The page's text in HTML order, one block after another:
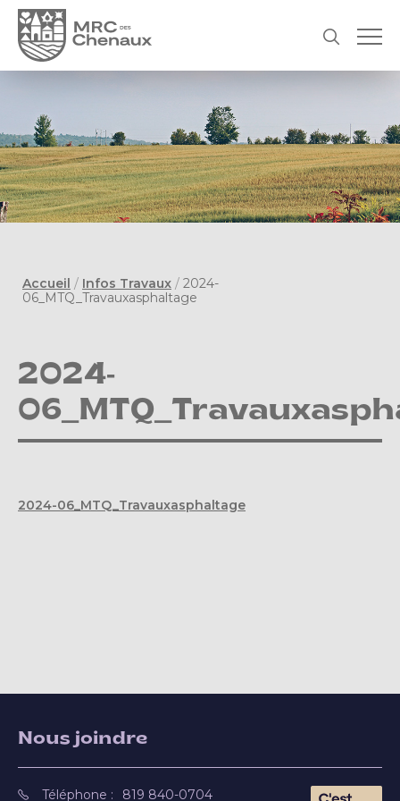
Accueil / Infos Travaux / 2024-
06_MTQ_Travauxasphaltage
2024-
2024-06_MTQ_Travauxasphaltage
Nous joindre
Téléphone : 819 840-0704